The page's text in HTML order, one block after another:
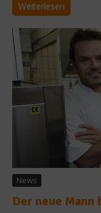
Weiterlesen
News
Der neue